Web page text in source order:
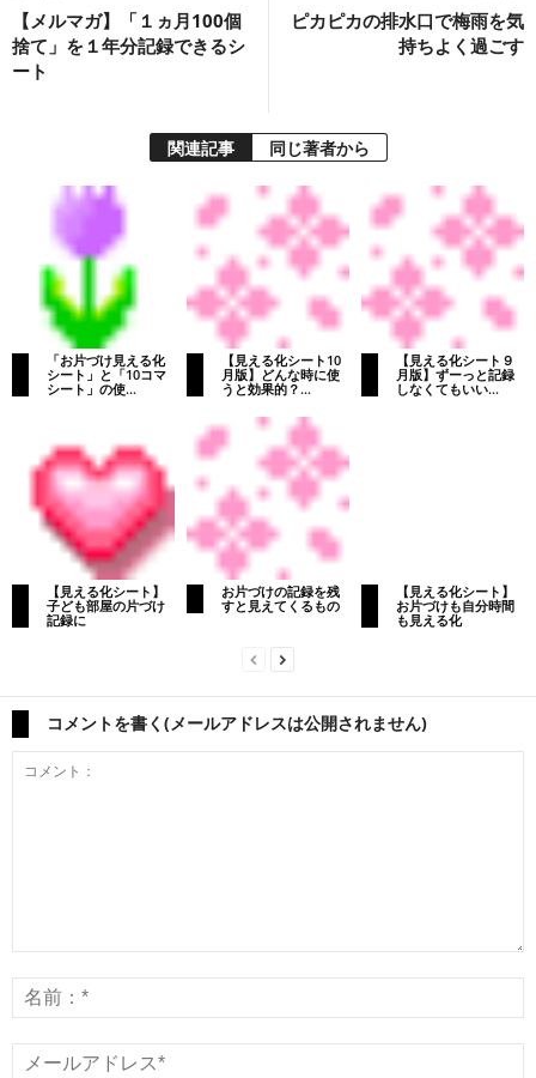
【メルマガ】「１ヵ月100個
捨て」を１年分記録できるシ
ート
ピカピカの排水口で梅雨を気
持ちよく過ごす
関連記事 同じ著者から
「お片づけ見える化
シート」と「10コマ
シート」の使...
【見える化シート10
月版】どんな時に使
うと効果的？...
【見える化シート９
月版】ずーっと記録
しなくてもいい...
【見える化シート】
子ども部屋の片づけ
記録に
お片づけの記録を残
すと見えてくるもの
【見える化シート】
お片づけも自分時間
も見える化
コメントを書く(メールアドレスは公開されません)